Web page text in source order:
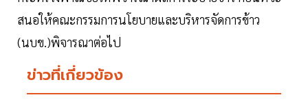
สนอให้คณะกรรมการนโยบายและบริหารจัดการข้าว
(นบข.)พิจารณาต่อไป
ข่าวที่เกี่ยวข้อง